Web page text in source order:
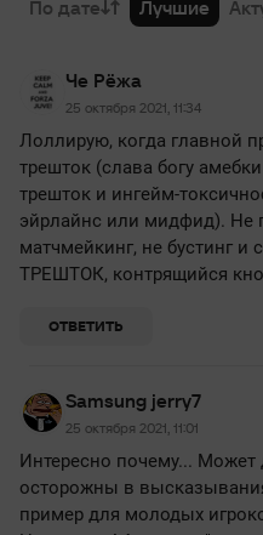
По дате Лучшие
Че Рёжа
25 октября 2021, 11:34
Лоллирую, когда главной
трешток (слава богу
трешток и ингейм-
эйрлайнс или мидфид). Не
матчмейкинг, не бустинг и
ТРЕШТОК, контрящийся
ОТВЕТИТЬ
Samsung jerry7
25 октября 2021, 11:01
Интересно почему... Может
осторожны в
пример для молодых